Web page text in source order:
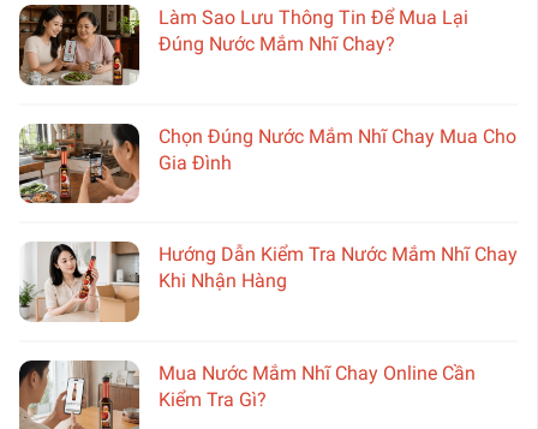
Làm Sao Lưu Thông Tin Để Mua Lại
Đúng Nước Mắm Nhĩ Chay?
Chọn Đúng Nước Mắm Nhĩ Chay Mua Cho
Gia Đình
Hướng Dẫn Kiểm Tra Nước Mắm Nhĩ Chay
Khi Nhận Hàng
Mua Nước Mắm Nhĩ Chay Online Cần
Kiểm Tra Gì?